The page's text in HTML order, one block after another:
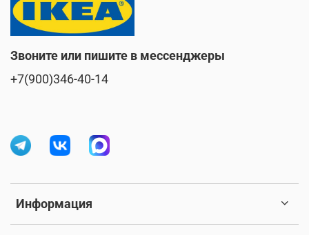
Информация
Звоните или пишите в мессенджеры
+7(900)346-40-14